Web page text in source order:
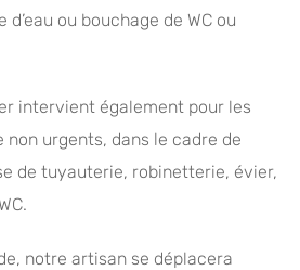
ou bouchage de WC ou
intervient également pour les
urgents, dans le cadre de
de tuyauterie, robinetterie, évier,
notre artisan se déplacera